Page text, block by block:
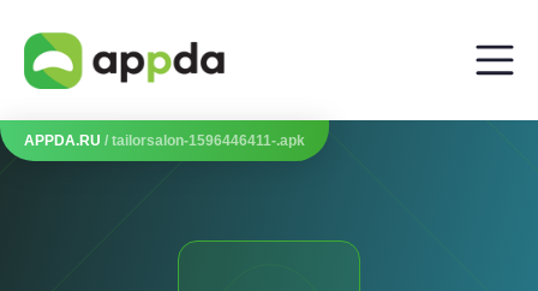
APPDA.RU / tailorsalon-1596446411-.apk